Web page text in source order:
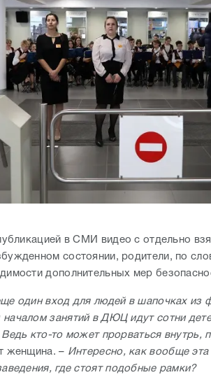
в СМИ видео с отдельно
состоянии, родители, по
дополнительных мер
один вход для людей в шапочках из
занятий в ДЮЦ идут сотни
кто-то может прорваться внутрь,
женщина. – Интересно, как вообще
где стоят подобные рамки?